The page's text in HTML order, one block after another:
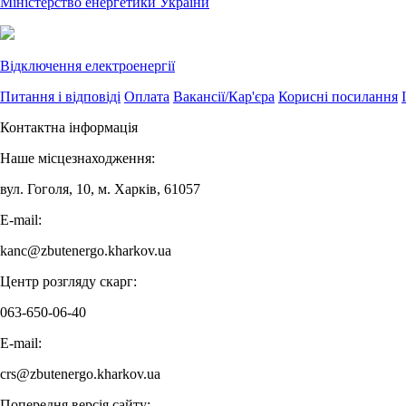
Відключення електроенергії
Питання і відповіді Оплата Вакансії/Кар'єра Корисні посилання
Контактна інформація
Наше місцезнаходження:
вул. Гоголя, 10, м. Харків, 61057
E-mail:
kanc@zbutenergo.kharkov.ua
Центр розгляду скарг:
063-650-06-40
E-mail:
crs@zbutenergo.kharkov.ua